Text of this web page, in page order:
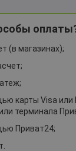
(в магазинах);
карты Visa или
терминала
Приват24;